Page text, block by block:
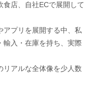
店、自社ECで展開して
アプリを展開する中、私
輸入・在庫を持ち、実際
リアルな全体像を少人数